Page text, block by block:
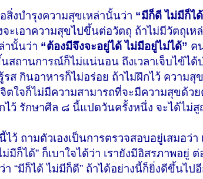
สิ่งบำรุงความสุขเหล่านั้นว่า “มีก็ดี ไม่มีก็ไ
เอาความสุขไปขึ้นต่อวัตถุ ถ้าไม่มีวัตถุเห
านั้นว่า “ต้องมีจึงจะอยู่ได้ ไม่มีอยู่ไม่ได้” ค
ถานการณ์ก็ไม่แน่นอน ถึงเวลาเจ็บไข้ได้
ส กินอาหารก็ไม่อร่อย ถ้าไม่ฝึกไว้ ความสุ
ใจก็ไม่มีความสามารถที่จะมีความสุขด้วย
ว้ รักษาศีล ๘ นี้แปดวันครั้งหนึ่ง จะได้ไม่สู
ไว้ ถามตัวเองเป็นการตรวจสอบอยู่เสมอว่
ก็ได้” ก็เบาใจได้ว่า เรายังมีอิสรภาพอยู่ ต่
“มีก็ได้ ไม่มีก็ดี” ถ้าได้อย่างนี้ก็ยิ่งดีขึ้นไป